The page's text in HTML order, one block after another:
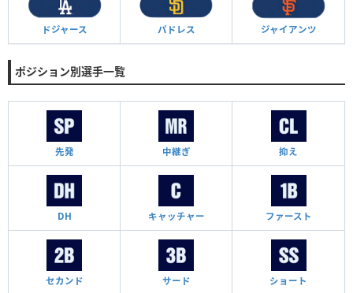
ドジャース パドレス ジャイアンツ
ポジション別選手一覧
先発 中継ぎ 抑え
DH キャッチャー ファースト
セカンド サード ショート